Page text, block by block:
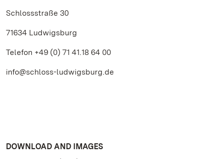
Schlossstraße 30
71634 Ludwigsburg
Telefon +49 (0) 71 41.18 64 00
info@schloss-ludwigsburg.de
DOWNLOAD AND IMAGES